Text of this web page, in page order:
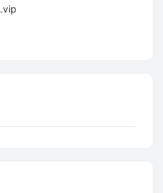
.vip